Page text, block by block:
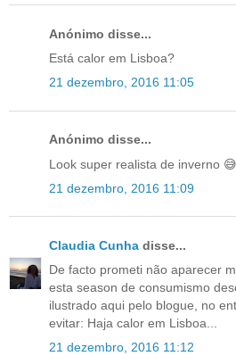
Anónimo disse...
Está calor em Lisboa?
21 dezembro, 2016 11:05
Anónimo disse...
Look super realista de inverno 😅
21 dezembro, 2016 11:09
Claudia Cunha disse...
De facto prometi não aparecer
esta season de consumismo
ilustrado aqui pelo blogue, no
evitar: Haja calor em Lisboa...
21 dezembro, 2016 11:12